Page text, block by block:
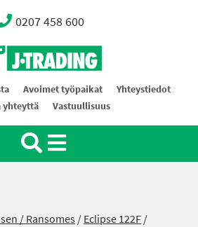
0207 458 600
Ab
Avoimet työpaikat
Yhteystiedot
yhteyttä
Vastuullisuus
/ Ransomes /Eclipse 122F/